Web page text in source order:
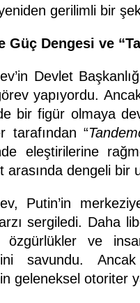
gerilimli bir
Güç Dengesi ve
Devlet
yapıyordu.
bir figür olmaya
tarafından “
eleştirilerine
arasında dengeli bir
Putin’in
sergiledi. Daha
özgürlükler ve
savundu.
geleneksel otoriter